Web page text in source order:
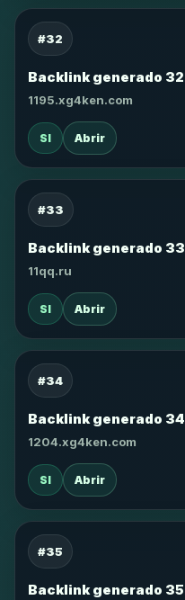
#32
Backlink generado 32
1195.xg4ken.com
SI Abrir
#33
Backlink generado 33
11qq.ru
SI Abrir
#34
Backlink generado 34
1204.xg4ken.com
SI Abrir
#35
Backlink generado 35